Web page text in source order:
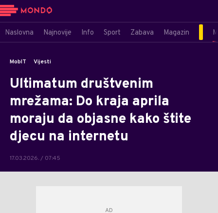
Naslovna Najnovije Info Sport Zabava Magazin
MobIT Vijesti
Ultimatum društvenim
mrežama: Do kraja aprila
moraju da objasne kako štite
djecu na internetu
17.03.2026. / 07:45